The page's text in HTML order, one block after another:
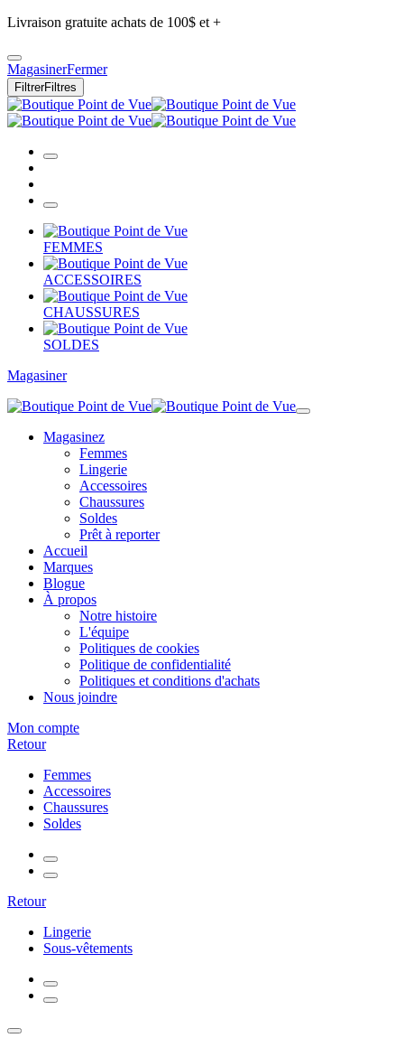
Livraison gratuite achats de 100$ et +
MagasinerFermer
FiltrerFiltres
FEMMES
ACCESSOIRES
CHAUSSURES
SOLDES
Magasiner
Magasinez
Femmes
Lingerie
Accessoires
Chaussures
Soldes
Prêt à reporter
Accueil
Marques
Blogue
À propos
Notre histoire
L'équipe
Politiques de cookies
Politique de confidentialité
Politiques et conditions d'achats
Nous joindre
Mon compte
Retour
Femmes
Accessoires
Chaussures
Soldes
Retour
Lingerie
Sous-vêtements